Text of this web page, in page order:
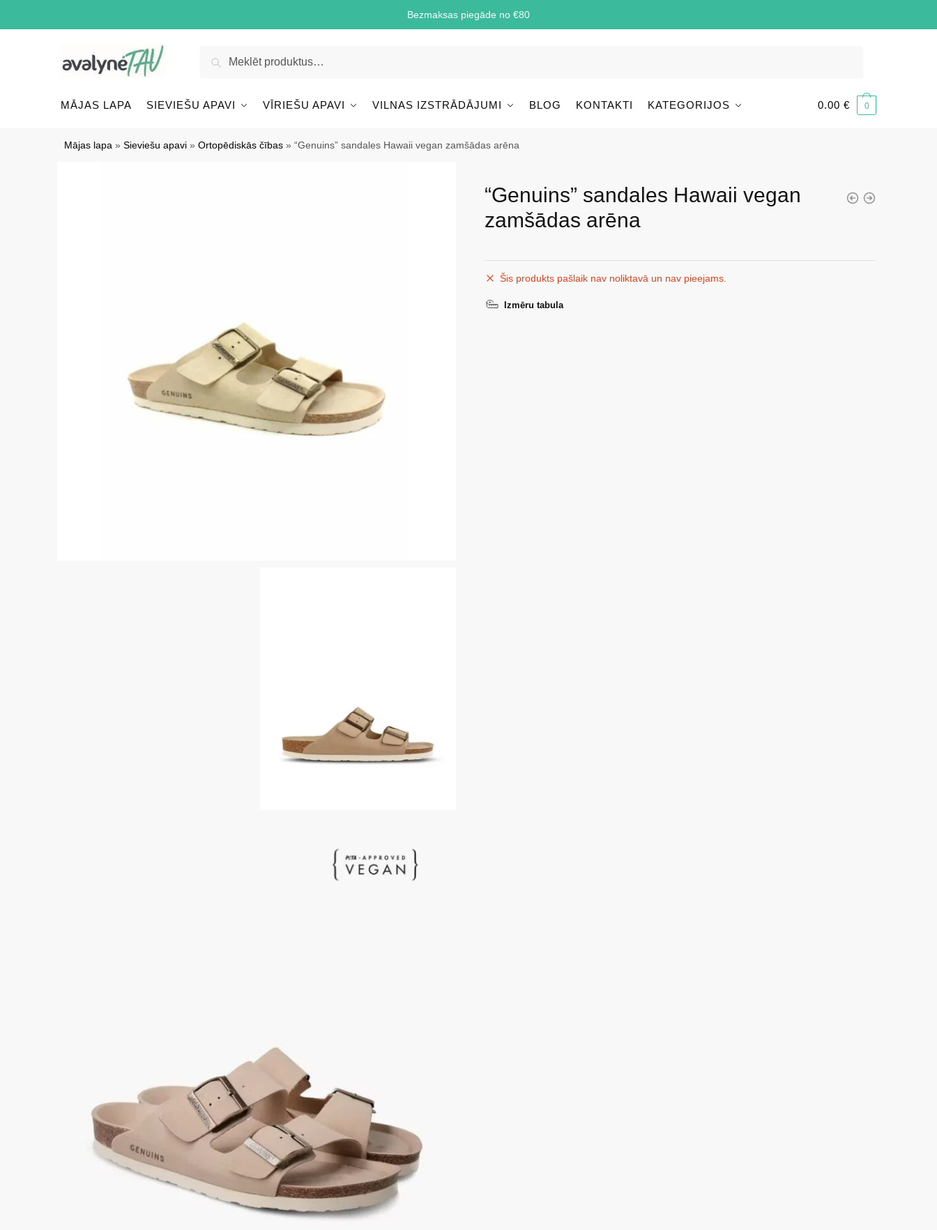
Bezmaksas piegāde no €80
Meklēt
MĀJAS LAPA SIEVIEŠU APAVI VĪRIEŠU APAVI VILNAS IZSTRĀDĀJUMI BLOG KONTAKTI KATEGORIJOS 0.00 € 0
Mājas lapa »Sieviešu apavi »Ortopēdiskās čības »“Genuins” sandales Hawaii vegan zamšādas arēna
“Genuins” sandales Hawaii vegan
zamšādas arēna
Šis produkts pašlaik nav noliktavā un nav pieejams.
Izmēru tabula